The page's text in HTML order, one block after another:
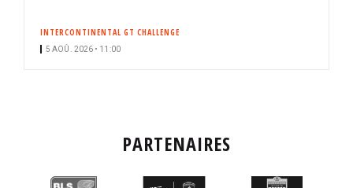
INTERCONTINENTAL GT CHALLENGE
5 AOÛ. 2026 • 11:00
PARTENAIRES